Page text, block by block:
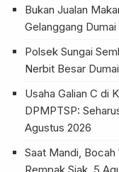
Bukan Jualan
Gelanggang Dumai
Polsek Sungai
Nerbit Besar Dumai
Usaha Galian C di
DPMPTSP:
Agustus 2026
Saat Mandi, Bocah